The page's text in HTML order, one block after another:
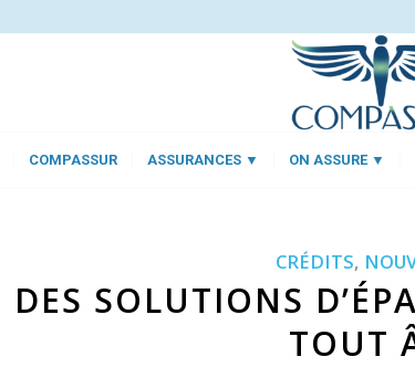
COMPASSUR ASSURANCES ▼ ON ASSURE ▼
CRÉDITS,
DES SOLUTIONS
TOUT